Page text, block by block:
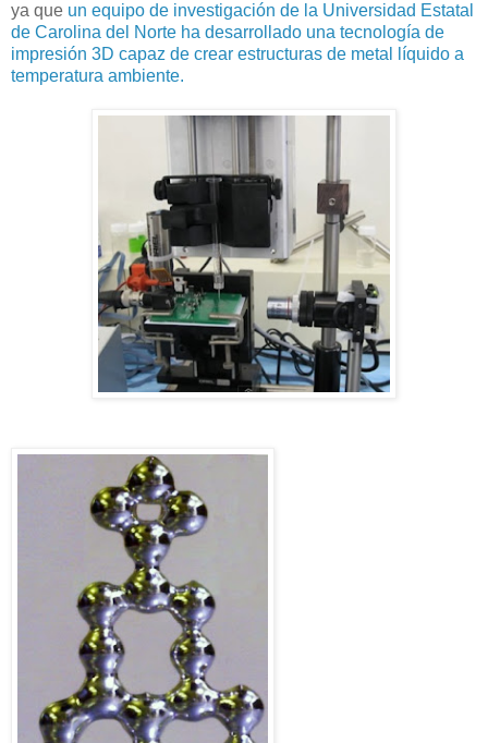
ya que un equipo de investigación de la Universidad Estatal
de Carolina del Norte ha desarrollado una tecnología de
impresión 3D capaz de crear estructuras de metal líquido a
temperatura ambiente.